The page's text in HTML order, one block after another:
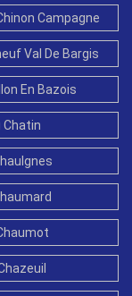
Campagne
Val De Bargis
En Bazois
Chatin